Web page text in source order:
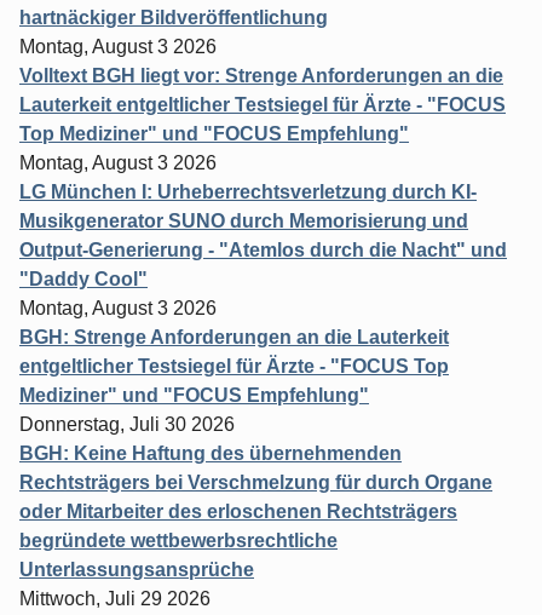
hartnäckiger Bildveröffentlichung
Montag, August 3 2026
Volltext BGH liegt vor: Strenge Anforderungen an die
Lauterkeit entgeltlicher Testsiegel für Ärzte - "FOCUS
Top Mediziner" und "FOCUS Empfehlung"
Montag, August 3 2026
LG München I: Urheberrechtsverletzung durch KI-
Musikgenerator SUNO durch Memorisierung und
Output-Generierung - "Atemlos durch die Nacht" und
"Daddy Cool"
Montag, August 3 2026
BGH: Strenge Anforderungen an die Lauterkeit
entgeltlicher Testsiegel für Ärzte - "FOCUS Top
Mediziner" und "FOCUS Empfehlung"
Donnerstag, Juli 30 2026
BGH: Keine Haftung des übernehmenden
Rechtsträgers bei Verschmelzung für durch Organe
oder Mitarbeiter des erloschenen Rechtsträgers
begründete wettbewerbsrechtliche
Unterlassungsansprüche
Mittwoch, Juli 29 2026